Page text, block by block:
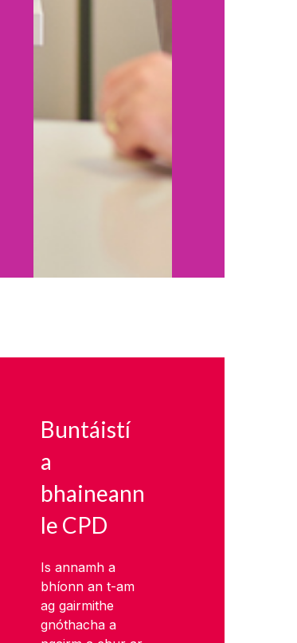
Buntáistí
a
bhaineann
le CPD
Is annamh a
bhíonn an t-am
ag gairmithe
gnóthacha a